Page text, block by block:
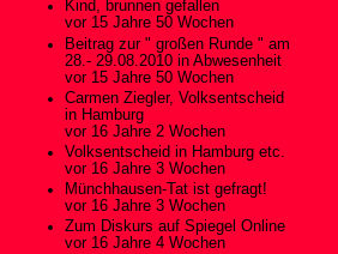
Kind, brunnen gefallen
vor 15 Jahre 50 Wochen
Beitrag zur " großen Runde " am
28.- 29.08.2010 in Abwesenheit
vor 15 Jahre 50 Wochen
Carmen Ziegler, Volksentscheid
in Hamburg
vor 16 Jahre 2 Wochen
Volksentscheid in Hamburg etc.
vor 16 Jahre 3 Wochen
Münchhausen-Tat ist gefragt!
vor 16 Jahre 3 Wochen
Zum Diskurs auf Spiegel Online
vor 16 Jahre 4 Wochen